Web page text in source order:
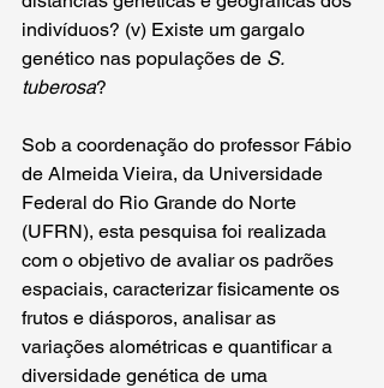
indivíduos? (v) Existe um gargalo
genético nas populações de S.
tuberosa?
Sob a coordenação do professor Fábio
de Almeida Vieira, da Universidade
Federal do Rio Grande do Norte
(UFRN), esta pesquisa foi realizada
com o objetivo de avaliar os padrões
espaciais, caracterizar fisicamente os
frutos e diásporos, analisar as
variações alométricas e quantificar a
diversidade genética de uma